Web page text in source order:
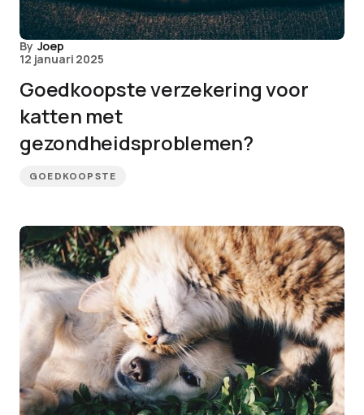
By Joep
12 januari 2025
Goedkoopste verzekering voor
katten met
gezondheidsproblemen?
GOEDKOOPSTE